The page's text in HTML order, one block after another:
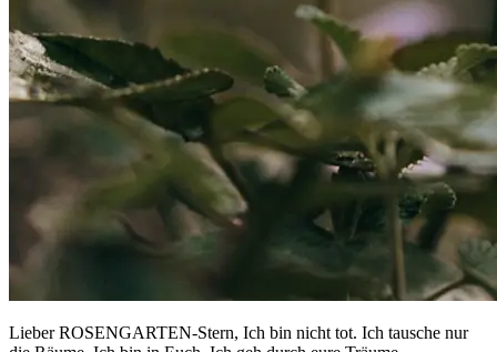
Lieber ROSENGARTEN-Stern, Ich bin nicht tot. Ich tausche nur